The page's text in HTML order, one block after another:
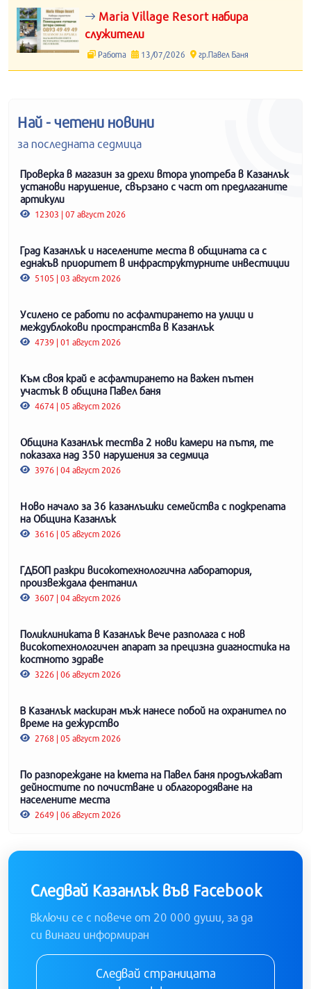
Maria Village Resort набира
служители
Работа 13/07/2026 гр.Павел Баня
Най - четени новини
за последната седмица
Проверка в магазин за дрехи втора употреба в Казанлък
установи нарушение, свързано с част от предлаганите
артикули
12303 | 07 август 2026
Град Казанлък и населените места в общината са с
еднакъв приоритет в инфраструктурните инвестиции
5105 | 03 август 2026
Усилено се работи по асфалтирането на улици и
междублокови пространства в Казанлък
4739 | 01 август 2026
Към своя край е асфалтирането на важен пътен
участък в община Павел баня
4674 | 05 август 2026
Община Казанлък тества 2 нови камери на пътя, те
показаха над 350 нарушения за седмица
3976 | 04 август 2026
Ново начало за 36 казанлъшки семейства с подкрепата
на Община Казанлък
3616 | 05 август 2026
ГДБОП разкри високотехнологична лаборатория,
произвеждала фентанил
3607 | 04 август 2026
Поликлиниката в Казанлък вече разполага с нов
високотехнологичен апарат за прецизна диагностика на
костното здраве
3226 | 06 август 2026
В Казанлък маскиран мъж нанесе побой на охранител по
време на дежурство
2768 | 05 август 2026
По разпореждане на кмета на Павел баня продължават
дейностите по почистване и облагородяване на
населените места
2649 | 06 август 2026
Следвай Казанлък във Facebook
Включи се с повече от 20 000 души, за да
си винаги информиран
Следвай страницата